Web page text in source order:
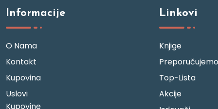
Informacije
O Nama
Kontakt
Kupovina
Uslovi
Kupovine
Linkovi
Knjige
Preporučujemo
Top-Lista
Akcije